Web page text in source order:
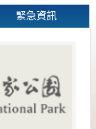
緊急資訊